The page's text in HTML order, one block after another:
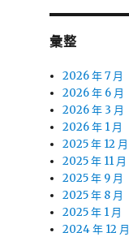
彙整
2026 年 7 月
2026 年 6 月
2026 年 3 月
2026 年 1 月
2025 年 12 月
2025 年 11 月
2025 年 9 月
2025 年 8 月
2025 年 1 月
2024 年 12 月